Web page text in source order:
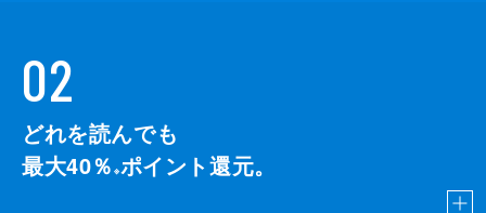
02
どれを読んでも
最大40％ ※ポイント還元。